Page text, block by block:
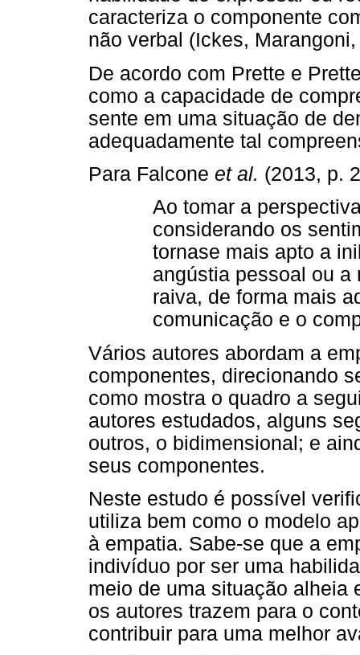
caracteriza o componente
não verbal (Ickes,
De acordo com Prette e
como a capacidade de
sente em uma situação de
adequadamente tal
Para Falcone et al. (2013, p.
Ao tomar a
considerando os
tornase mais apto a
angústia pessoal ou a
raiva, de forma mais
comunicação e o
Vários autores abordam a
componentes, direcionando
como mostra o quadro a
autores estudados, alguns
outros, o bidimensional; e
seus componentes.
Neste estudo é possível
utiliza bem como o modelo
à empatia. Sabe-se que a
indivíduo por ser uma
meio de uma situação alheia
os autores trazem para o
contribuir para uma melhor